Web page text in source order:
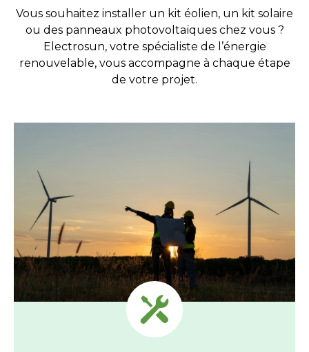
Vous souhaitez installer un kit éolien, un kit solaire
ou des panneaux photovoltaïques chez vous ?
Electrosun, votre spécialiste de l’énergie
renouvelable, vous accompagne à chaque étape
de votre projet.